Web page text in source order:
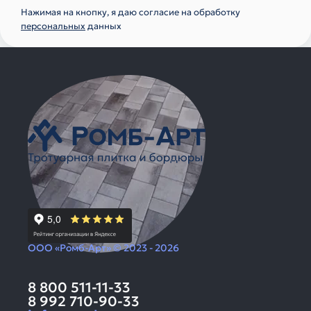
Нажимая на кнопку, я даю согласие на обработку
персональныхданных
ООО «Ромб-Арт» © 2023 - 2026
8 800 511-11-33
8 992 710-90-33